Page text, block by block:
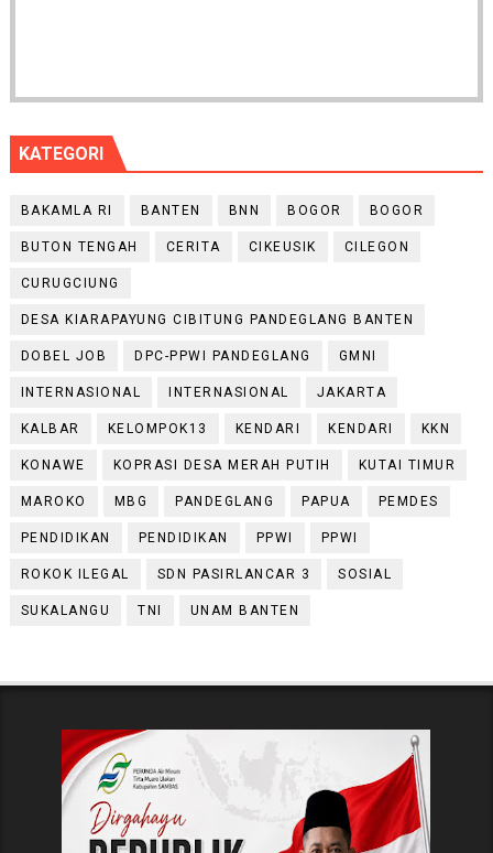
KATEGORI
BAKAMLA RI BANTEN BNN BOGOR BOGOR
BUTON TENGAH CERITA CIKEUSIK CILEGON
CURUGCIUNG
DESA KIARAPAYUNG CIBITUNG PANDEGLANG BANTEN
DOBEL JOB DPC-PPWI PANDEGLANG GMNI
INTERNASIONAL INTERNASIONAL JAKARTA
KALBAR KELOMPOK13 KENDARI KENDARI KKN
KONAWE KOPRASI DESA MERAH PUTIH KUTAI TIMUR
MAROKO MBG PANDEGLANG PAPUA PEMDES
PENDIDIKAN PENDIDIKAN PPWI PPWI
ROKOK ILEGAL SDN PASIRLANCAR 3 SOSIAL
SUKALANGU TNI UNAM BANTEN